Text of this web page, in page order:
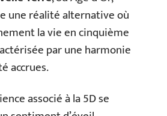
une réalité alternative où
la vie en cinquième
par une harmonie
accrues.
associé à la 5D se